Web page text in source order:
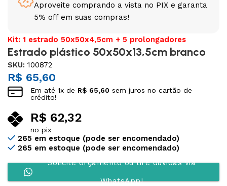
Aproveite comprando a vista no PIX e garanta
5% off em suas compras!
Kit: 1 estrado 50x50x4,5cm + 5 prolongadores
Estrado plástico 50x50x13,5cm branco
SKU:100872
R$ 65,60
Em até1x de R$ 65,60 sem juros no cartão de
crédito!
R$ 62,32
no pix
265 em estoque (pode ser encomendado)
265 em estoque (pode ser encomendado)
Solicite orçamento ou tire dúvidas via
WhatsApp!